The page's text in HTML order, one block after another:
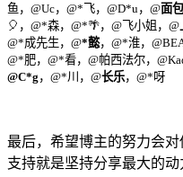
鱼，@Uc，@*飞，@D*u，@面包
🎈，@*森，@*🌴，@飞小姐，@
@*成先生，@*懿，@*淮，
@*肥，@*看，@帕西法尔，
@C*g ，@*川，@长乐，@*呀
最后，希望博主的努力会
支持就是坚持分享最大的动